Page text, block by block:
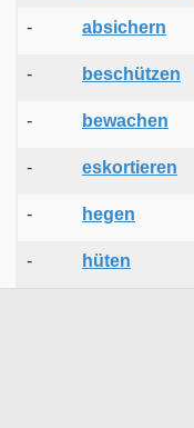
- absichern
- beschützen
- bewachen
- eskortieren
- hegen
- hüten